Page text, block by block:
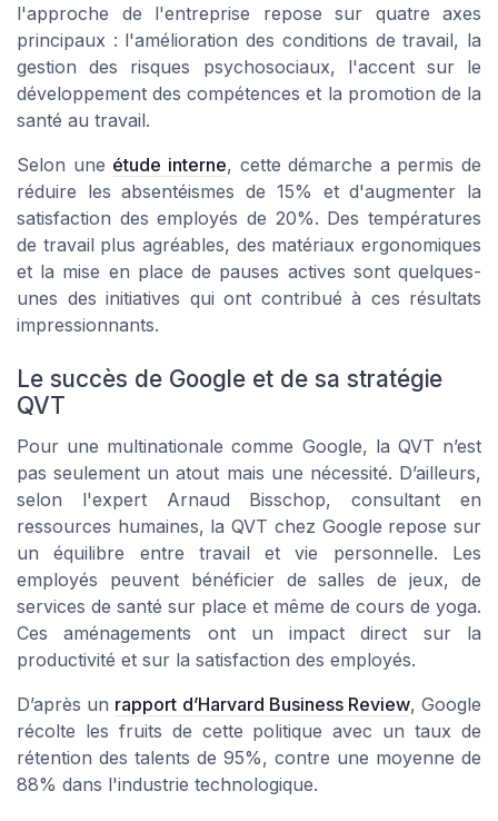
l'approche de l'entreprise repose sur quatre axes
principaux : l'amélioration des conditions de travail, la
gestion des risques psychosociaux, l'accent sur le
développement des compétences et la promotion de la
santé au travail.
Selon une étude interne, cette démarche a permis de
réduire lesabsentéismes de 15% et d'augmenter la
satisfaction des employés de 20%. Des températures
de travail plus agréables, des matériaux ergonomiques
et la mise en place de pauses actives sont quelques-
unes des initiatives qui ont contribué à ces résultats
impressionnants.
Le succès de Google et de sa stratégie
QVT
Pour une multinationale comme Google, la QVT n’est
pas seulement un atout mais une nécessité. D’ailleurs,
selon l'expert Arnaud Bisschop, consultant en
ressources humaines, la QVT chez Google repose sur
un équilibre entre travail et vie personnelle. Les
employés peuvent bénéficier de salles de jeux, de
services de santé sur place et même de cours de yoga.
Ces aménagements ont un impact direct sur la
productivité et sur la satisfaction des employés.
D’après un rapport d’Harvard Business Review, Google
récolte les fruits de cette politique avec un taux de
rétention des talents de 95%, contre une moyenne de
88% dans l'industrie technologique.